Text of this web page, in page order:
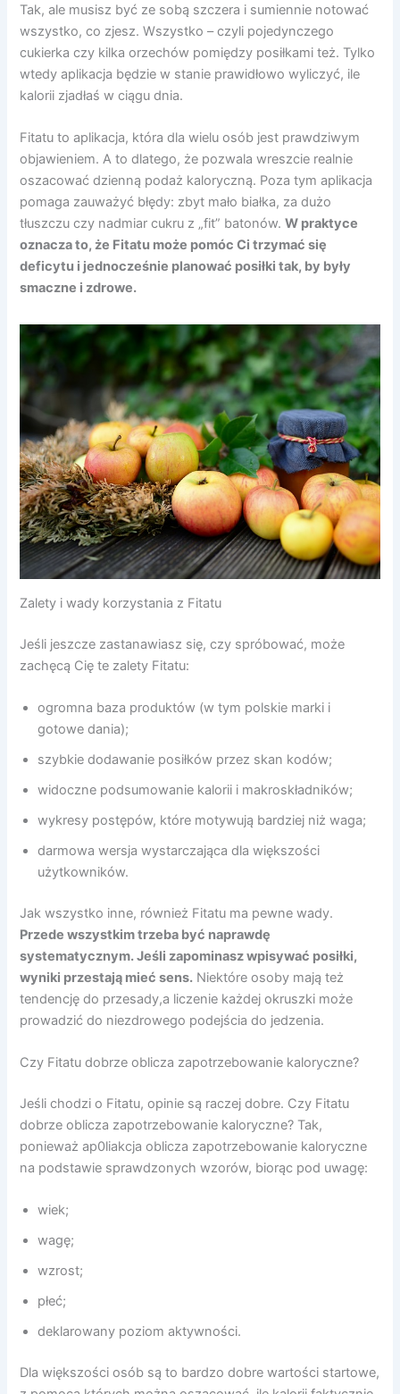
Tak, ale musisz być ze sobą szczera i sumiennie notować
wszystko, co zjesz. Wszystko – czyli pojedynczego
cukierka czy kilka orzechów pomiędzy posiłkami też. Tylko
wtedy aplikacja będzie w stanie prawidłowo wyliczyć, ile
kalorii zjadłaś w ciągu dnia.
Fitatu to aplikacja, która dla wielu osób jest prawdziwym
objawieniem. A to dlatego, że pozwala wreszcie realnie
oszacować dzienną podaż kaloryczną. Poza tym aplikacja
pomaga zauważyć błędy: zbyt mało białka, za dużo
tłuszczu czy nadmiar cukru z „fit” batonów.W praktyce
oznacza to, że Fitatu może pomóc Ci trzymać się
deficytu i jednocześnie planować posiłki tak, by były
smaczne i zdrowe.
Zalety i wady korzystania z Fitatu
Jeśli jeszcze zastanawiasz się, czy spróbować, może
zachęcą Cię te zalety Fitatu:
ogromna baza produktów (w tym polskie marki i
gotowe dania);
szybkie dodawanie posiłków przez skan kodów;
widoczne podsumowanie kalorii i makroskładników;
wykresy postępów, które motywują bardziej niż waga;
darmowa wersja wystarczająca dla większości
użytkowników.
Jak wszystko inne, również Fitatu ma pewne wady.
Przede wszystkimtrzeba być naprawdę
systematycznym. Jeśli zapominasz wpisywać posiłki,
wyniki przestają mieć sens. Niektóre osoby mają też
tendencję do przesady,a liczenie każdej okruszki może
prowadzić do niezdrowego podejścia do jedzenia.
Czy Fitatu dobrze oblicza zapotrzebowanie kaloryczne?
Jeśli chodzi o Fitatu, opinie są raczej dobre. Czy Fitatu
dobrze oblicza zapotrzebowanie kaloryczne? Tak,
ponieważ ap0liakcja oblicza zapotrzebowanie kaloryczne
na podstawie sprawdzonych wzorów, biorąc pod uwagę:
wiek;
wagę;
wzrost;
płeć;
deklarowany poziom aktywności.
Dla większości osób są to bardzo dobre wartości startowe,